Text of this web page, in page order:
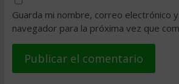
Guarda mi nombre, correo electrónico
navegador para la próxima vez que